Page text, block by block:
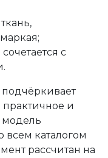
с
и
модель
всем каталогом
рассчитан на